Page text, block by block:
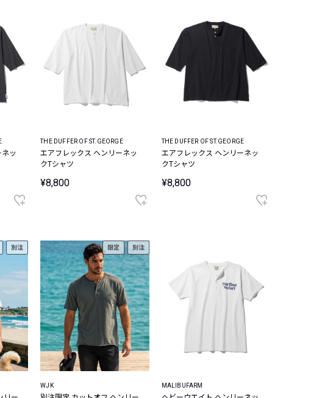
ッ
THE DUFFER OF ST.GEORGE
エアフレックス ヘンリーネッ
クTシャツ
¥8,800
THE DUFFER OF ST.GEORGE
エアフレックス ヘンリーネッ
クTシャツ
¥8,800
別注 限定 別注
WJK MALIBUFARM